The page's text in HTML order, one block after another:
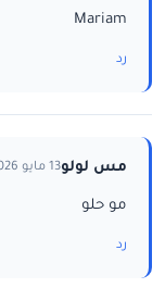
Mariam
رد
مس لولو13 مايو 2026
مو حلو
رد